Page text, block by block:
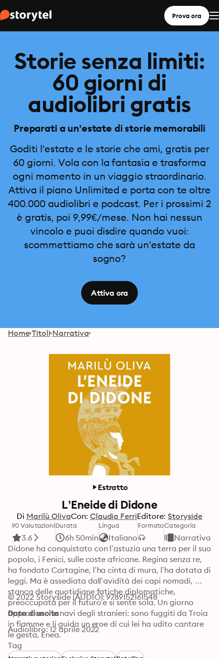
Prova ora
Storie senza limiti:
60 giorni di
audiolibri gratis
Preparati a un'estate di storie memorabili
Goditi l'estate e le storie che ami, gratis per
60 giorni. Vola con la fantasia e trasforma
ogni momento in un viaggio straordinario.
Attiva il piano Unlimited e porta con te oltre
400.000 audiolibri e podcast. Per i prossimi 2
è gratis, poi 9,99€/mese. Non hai nessun
vincolo e puoi disdire quando vuoi:
scommettiamo che sarà un'estate da
sogno?
Attiva ora
Home Titoli Narrativa
Estratto
L’Eneide di Didone
Di Marilù OlivaCon: Claudia FerriEditore: Storyside
90 Valutazioni
3.6
Durata
6h 50min
Lingua
Italiano
FormatoCategoria
Narrativa
Didone ha conquistato con l’astuzia una terra per il suo
popolo, i Fenici, sulle coste africane. Regina senza re,
ha fondato Cartagine, l’ha cinta di mura, l’ha dotata di
leggi. Ma è assediata dall’avidità dei capi nomadi,
stanca delle quotidiane fatiche diplomatiche,
preoccupata per il futuro e si sente sola. Un giorno
approdano le navi degli stranieri: sono fuggiti da Troia
in fiamme e li guida un eroe di cui lei ha udito cantare
le gesta, Enea.
Comincia così una delle più grandi storie d’amore,
© 2022 Storyside (AUDIO): 9789152161548
Data di uscita
Audiolibro: 12 aprile 2022
Tag